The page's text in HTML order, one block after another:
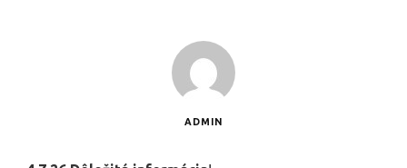
ADMIN